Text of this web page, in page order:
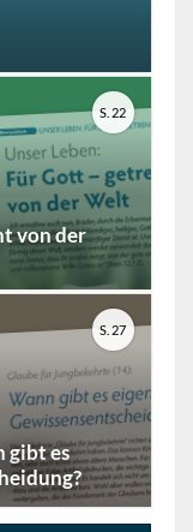
von der
S. 22
gibt es
S. 27